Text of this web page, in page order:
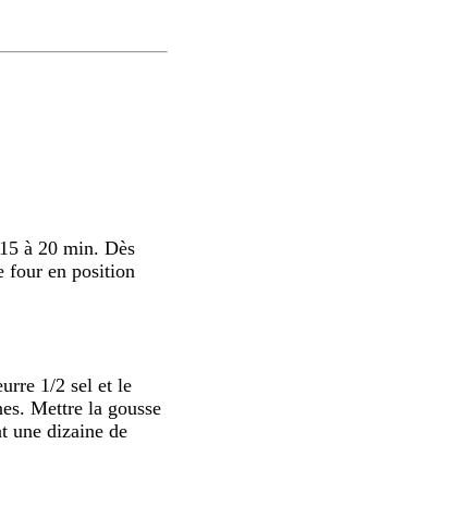
à 20 min. Dès
four en position
1/2 sel et le
Mettre la gousse
une dizaine de